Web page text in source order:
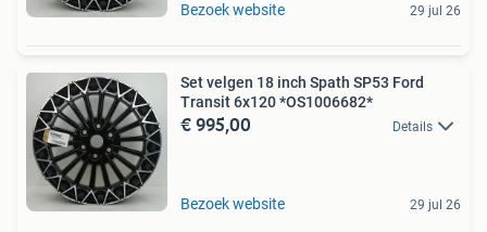
Bezoek website 29 jul 26
Set velgen 18 inch Spath SP53 Ford
Transit 6x120 *OS1006682*
€ 995,00 Details
Bezoek website 29 jul 26